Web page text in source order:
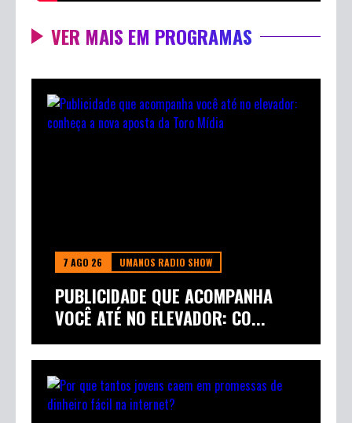
VER MAIS EM PROGRAMAS
7 AGO 26 UMANOS RADIO SHOW
PUBLICIDADE QUE ACOMPANHA
VOCÊ ATÉ NO ELEVADOR: CO...